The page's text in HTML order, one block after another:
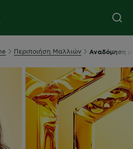
Περιποιήση Μαλλιών Αναδόμηση